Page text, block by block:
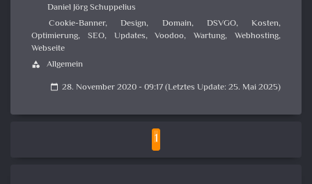
Daniel Jörg Schuppelius
Cookie-Banner,Design, Domain, DSVGO, Kosten,
Optimierung, SEO, Updates,Voodoo,Wartung,Webhosting,
Webseite
category Allgemein
calendar_today 28. November 2020 - 09:17 (Letztes Update: 25. Mai 2025)
1